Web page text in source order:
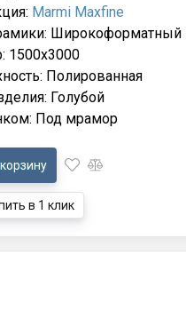
Marmi Maxfine
Широкоформатный
1500x3000
Полированная
Голубой
Под мрамор
в 1 клик